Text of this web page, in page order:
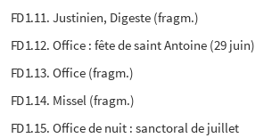
FD1.11. Justinien, Digeste (fragm.)
FD1.12. Office : fête de saint Antoine (29 juin)
FD1.13. Office (fragm.)
FD1.14. Missel (fragm.)
FD1.15. Office de nuit : sanctoral de juillet